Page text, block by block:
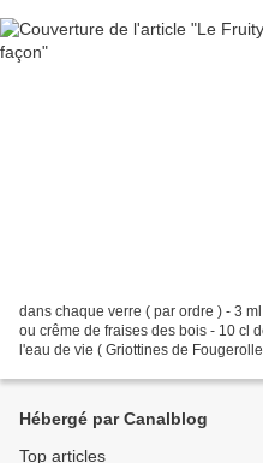
dans chaque verre ( par ordre ) - 3
ou crême de fraises des bois - 10 cl
l'eau de vie ( Griottines de
Hébergé par Canalblog
Top articles